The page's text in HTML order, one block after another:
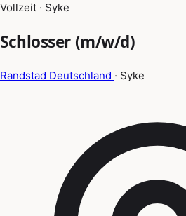
Vollzeit · Syke
Schlosser (m/w/d)
Randstad Deutschland · Syke